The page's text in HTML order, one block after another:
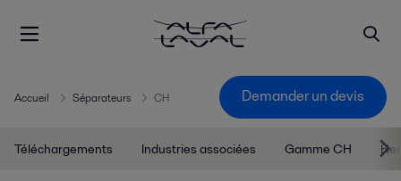
Accueil Séparateurs CH Demander un devis
Téléchargements Industries associées Gamme CH